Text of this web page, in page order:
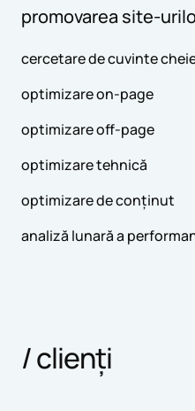
promovarea site-
cercetare de cuvinte
optimizare on-page
optimizare off-page
optimizare tehnică
optimizare de conținut
analiză lunară a
/ clienți